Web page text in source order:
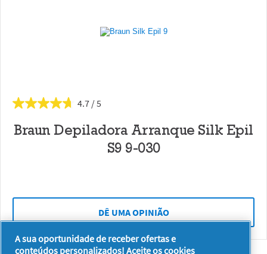
4.7
Braun Depiladora Arranque Silk Epil
S9 9-030
DÊ UMA OPINIÃO
A sua oportunidade de receber ofertas e
conteúdos personalizados! Aceite os cookies